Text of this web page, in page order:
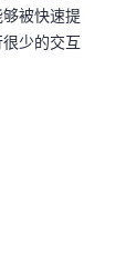
被快速提
少的交互